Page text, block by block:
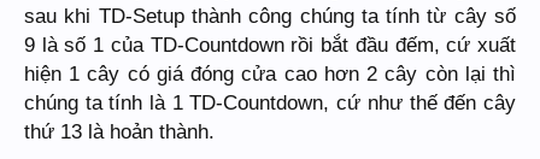
sau khi TD-Setup thành công chúng ta tính từ cây số
9 là số 1 của TD-Countdown rồi bắt đầu đếm, cứ xuất
hiện 1 cây có giá đóng cửa cao hơn 2 cây còn lại thì
chúng ta tính là 1 TD-Countdown, cứ như thế đến cây
thứ 13 là hoản thành.